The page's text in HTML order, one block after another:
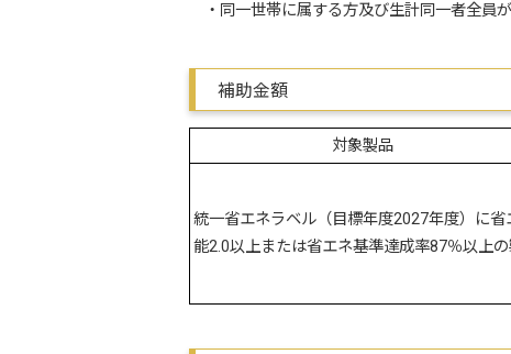
・同一世帯に属する方及び生計同一者全員
補助金額
対象製品
統一省エネラベル（目標年度2027年度）に省
能2.0以上または省エネ基準達成率87％以上